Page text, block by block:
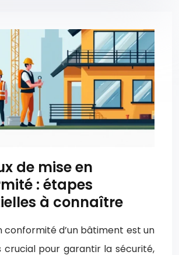
de mise en
: étapes
à connaître
conformité d’un bâtiment est un
crucial pour garantir la sécurité,